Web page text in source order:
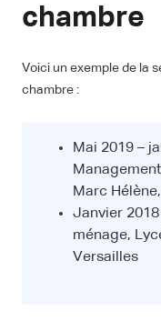
chambre
Voici un exemple de la
chambre :
Mai 2019 –
Marc
Janvier
ménage,
Versailles